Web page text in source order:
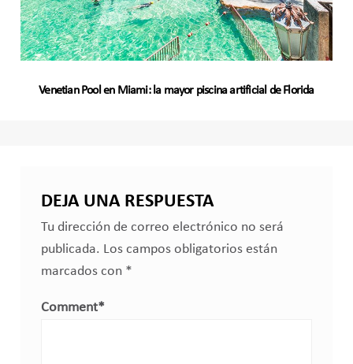
Venetian Pool en Miami: la mayor piscina artificial de Florida
DEJA UNA RESPUESTA
Tu dirección de correo electrónico no será
publicada. Los campos obligatorios están
marcados con *
Comment*